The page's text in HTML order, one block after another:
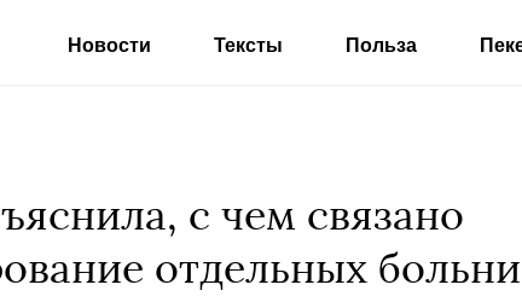
Новости Тексты Польза
с чем связано
отдельных